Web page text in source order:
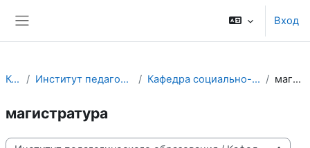
Вход
Курсы Институт педагогического образования Кафедра социально-гуманитарных дисциплин магистратура
магистратура